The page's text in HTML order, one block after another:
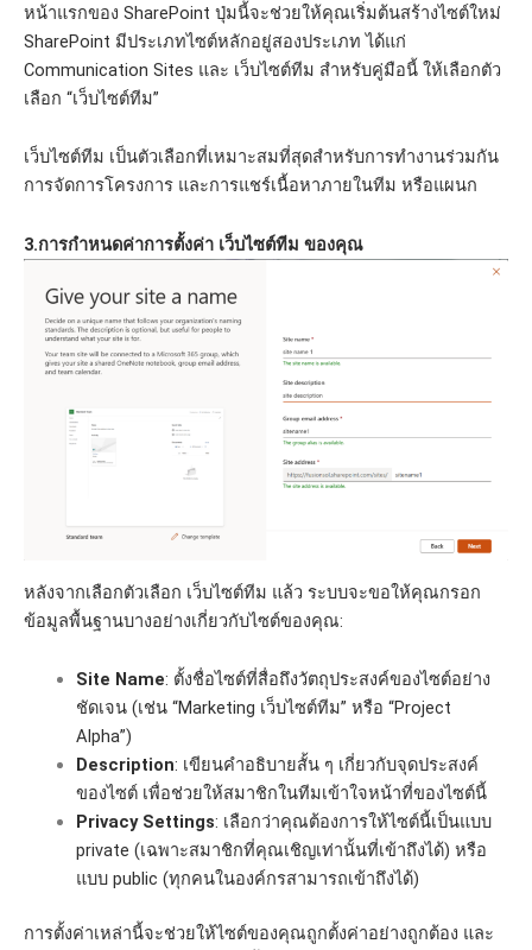
หน้าแรกของ SharePoint ปุ่มนี้จะช่วยให้คุณเริ่มต้นสร้างไซต์ใหม่
SharePoint มีประเภทไซต์หลักอยู่สองประเภท ได้แก่
Communication Sites และ เว็บไซต์ทีม สำหรับคู่มือนี้ ให้เลือกตัว
เลือก “เว็บไซต์ทีม”
เว็บไซต์ทีม เป็นตัวเลือกที่เหมาะสมที่สุดสำหรับการทำงานร่วมกัน
การจัดการโครงการ และการแชร์เนื้อหาภายในทีม หรือแผนก
3.การกำหนดค่าการตั้งค่า เว็บไซต์ทีม ของคุณ
หลังจากเลือกตัวเลือก เว็บไซต์ทีม แล้ว ระบบจะขอให้คุณกรอก
ข้อมูลพื้นฐานบางอย่างเกี่ยวกับไซต์ของคุณ:
Site Name: ตั้งชื่อไซต์ที่สื่อถึงวัตถุประสงค์ของไซต์อย่าง
ชัดเจน (เช่น “Marketing เว็บไซต์ทีม” หรือ “Project
Alpha”)
Description: เขียนคำอธิบายสั้น ๆ เกี่ยวกับจุดประสงค์
ของไซต์ เพื่อช่วยให้สมาชิกในทีมเข้าใจหน้าที่ของไซต์นี้
Privacy Settings: เลือกว่าคุณต้องการให้ไซต์นี้เป็นแบบ
private (เฉพาะสมาชิกที่คุณเชิญเท่านั้นที่เข้าถึงได้) หรือ
แบบ public (ทุกคนในองค์กรสามารถเข้าถึงได้)
การตั้งค่าเหล่านี้จะช่วยให้ไซต์ของคุณถูกตั้งค่าอย่างถูกต้อง และ